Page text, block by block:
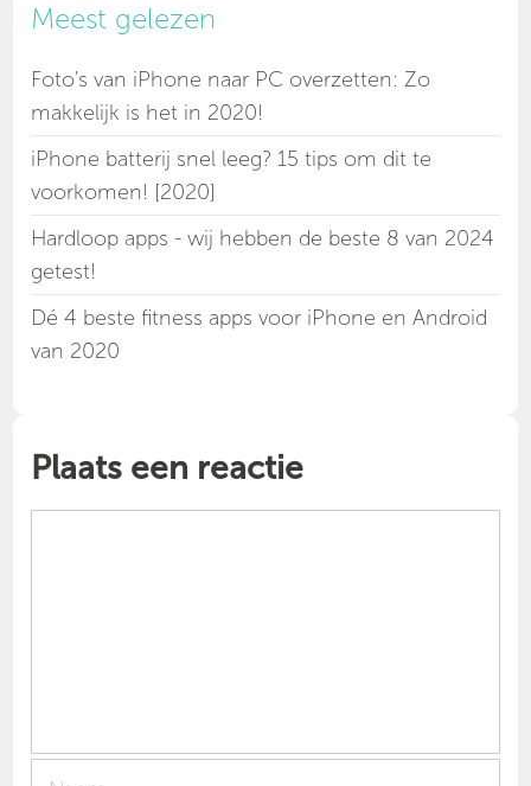
Meest gelezen
Foto's van iPhone naar PC overzetten: Zo
makkelijk is het in 2020!
iPhone batterij snel leeg? 15 tips om dit te
voorkomen! [2020]
Hardloop apps - wij hebben de beste 8 van 2024
getest!
Dé 4 beste fitness apps voor iPhone en Android
van 2020
Plaats een reactie